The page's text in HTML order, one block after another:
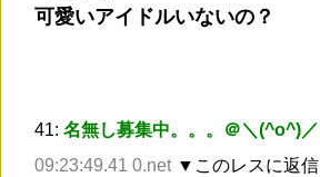
可愛いアイドルいないの？
41: 名無し募集中。。。＠＼(^o^)／
09:23:49.41 0.net ▼このレスに返信